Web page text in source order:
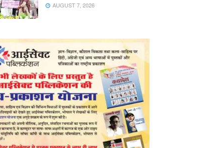
AUGUST 7, 2026